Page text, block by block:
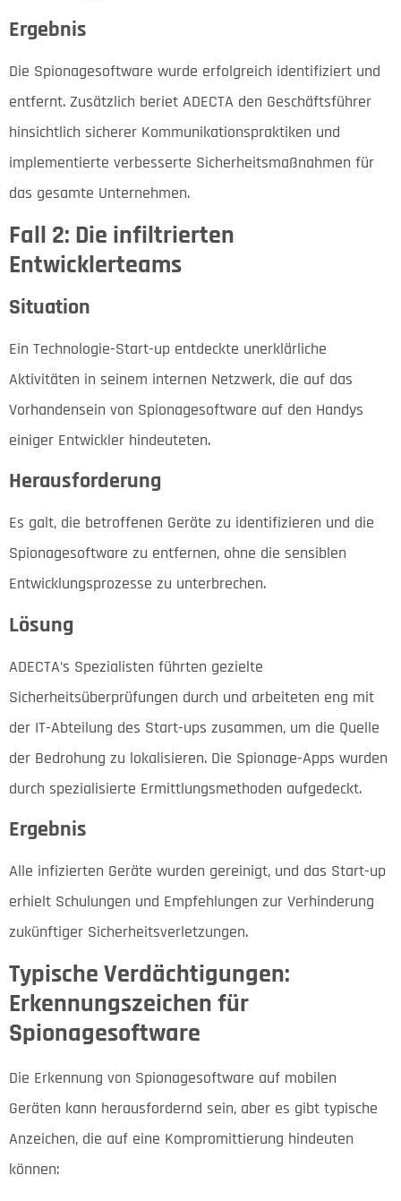
Ergebnis
Die Spionagesoftware wurde erfolgreich identifiziert und
entfernt. Zusätzlich beriet ADECTA den Geschäftsführer
hinsichtlich sicherer Kommunikationspraktiken und
implementierte verbesserte Sicherheitsmaßnahmen für
das gesamte Unternehmen.
Fall 2: Die infiltrierten
Entwicklerteams
Situation
Ein Technologie-Start-up entdeckte unerklärliche
Aktivitäten in seinem internen Netzwerk, die auf das
Vorhandensein von Spionagesoftware auf den Handys
einiger Entwickler hindeuteten.
Herausforderung
Es galt, die betroffenen Geräte zu identifizieren und die
Spionagesoftware zu entfernen, ohne die sensiblen
Entwicklungsprozesse zu unterbrechen.
Lösung
ADECTA’s Spezialisten führten gezielte
Sicherheitsüberprüfungen durch und arbeiteten eng mit
der IT-Abteilung des Start-ups zusammen, um die Quelle
der Bedrohung zu lokalisieren. Die Spionage-Apps wurden
durch spezialisierte Ermittlungsmethoden aufgedeckt.
Ergebnis
Alle infizierten Geräte wurden gereinigt, und das Start-up
erhielt Schulungen und Empfehlungen zur Verhinderung
zukünftiger Sicherheitsverletzungen.
Typische Verdächtigungen:
Erkennungszeichen für
Spionagesoftware
Die Erkennung von Spionagesoftware auf mobilen
Geräten kann herausfordernd sein, aber es gibt typische
Anzeichen, die auf eine Kompromittierung hindeuten
können: